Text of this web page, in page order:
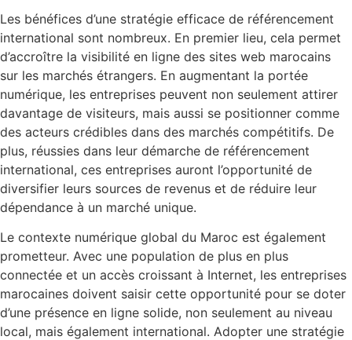
Les bénéfices d’une stratégie efficace de référencement
international sont nombreux. En premier lieu, cela permet
d’accroître la visibilité en ligne des sites web marocains
sur les marchés étrangers. En augmentant la portée
numérique, les entreprises peuvent non seulement attirer
davantage de visiteurs, mais aussi se positionner comme
des acteurs crédibles dans des marchés compétitifs. De
plus, réussies dans leur démarche de référencement
international, ces entreprises auront l’opportunité de
diversifier leurs sources de revenus et de réduire leur
dépendance à un marché unique.
Le contexte numérique global du Maroc est également
prometteur. Avec une population de plus en plus
connectée et un accès croissant à Internet, les entreprises
marocaines doivent saisir cette opportunité pour se doter
d’une présence en ligne solide, non seulement au niveau
local, mais également international. Adopter une stratégie